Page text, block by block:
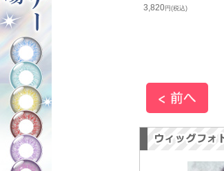
円(税込)
3,820円(税込)